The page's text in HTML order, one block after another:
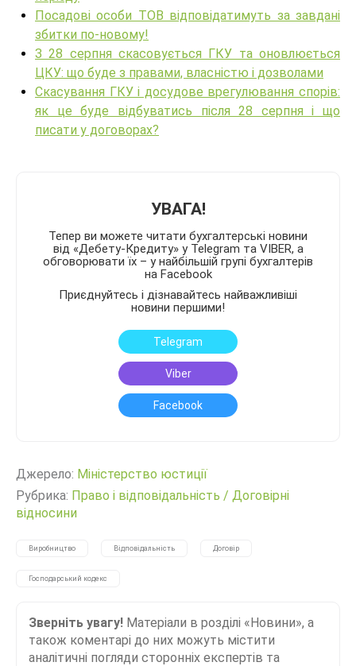
Посадові особи ТОВ відповідатимуть за завдані
збитки по-новому!
З 28 серпня скасовується ГКУ та оновлюється
ЦКУ: що буде з правами, власністю і дозволами
Скасування ГКУ і досудове врегулювання спорів:
як це буде відбуватись після 28 серпня і що
писати у договорах?
УВАГА!
Тепер ви можете читати бухгалтерські новини
від «Дебету-Кредиту» у Telegram та VIBER, а
обговорювати їх – у найбільшій групі бухгалтерів
на Facebook
Приєднуйтесь і дізнавайтесь найважливіші
новини першими!
Telegram
Viber
Facebook
Джерело: Міністерство юстиції
Рубрика: Право і відповідальність / Договірні
відносини
Виробництво Відповідальність Договір
Господарський кодекс
Зверніть увагу! Матеріали в розділі «Новини», а
також коментарі до них можуть містити
аналітичні погляди сторонніх експертів та